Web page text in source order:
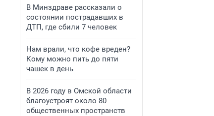
В Минздраве рассказали о
состоянии пострадавших в
ДТП, где сбили 7 человек
Нам врали, что кофе вреден?
Кому можно пить до пяти
чашек в день
В 2026 году в Омской области
благоустроят около 80
общественных пространств